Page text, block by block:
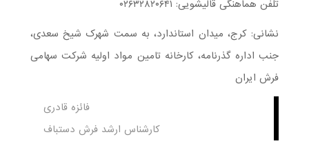
تلفن هماهنگی قالیشویی: ۰۲۶۳۲۸۲۰۶۴۱
نشانی: کرج، میدان استاندارد، به سمت شهرک شیخ سعدی،
جنب اداره گذرنامه، کارخانه تامین مواد اولیه شرکت سهامی
فرش ایران
فائزه قادری
کارشناس ارشد فرش دستباف